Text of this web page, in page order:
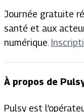
Journée gratuite
santé et aux
numérique.
À propos de
Pulsy est